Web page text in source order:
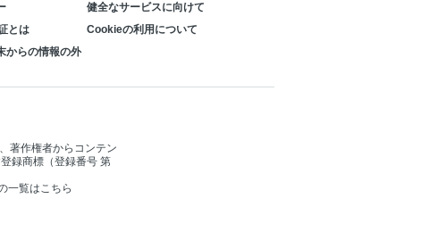
健全なサービスに向けて
とは
Cookieの利用について
からの情報の外
著作権者からコンテン
録商標（登録番号 第
一覧はこちら